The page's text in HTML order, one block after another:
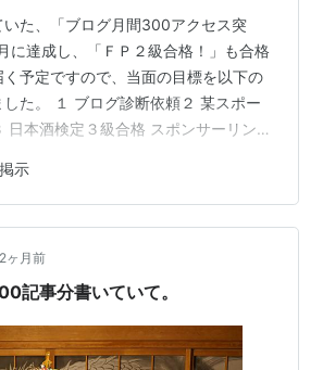
いた、「ブログ月間300アクセス突
に達成し、「ＦＰ２級合格！」も合格
予定ですので、当面の目標を以下の
た。 １ ブログ診断依頼２ 某スポー
日本酒検定３級合格 スポンサーリンク
要です。皆さんにも絶対オススメし
活に追われて頭で考えていることを
目標を目にするだけで目標達成度が
１ ブログ診断依頼 とにかくブログ
記事の内容、アクセス数、アドセン
掲示
2ヶ月前
記事分書いていて。